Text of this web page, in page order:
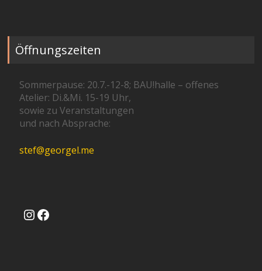
Öffnungszeiten
Sommerpause: 20.7.-12-8; BAU!halle – offenes
Atelier: Di.&Mi. 15-19 Uhr,
sowie zu Veranstaltungen
und nach Absprache:
stef@georgel.me
Instagram
Facebook